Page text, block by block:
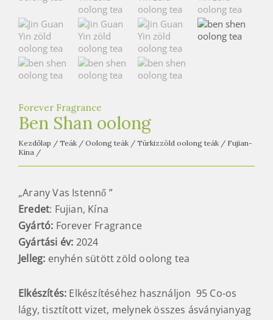
t
e
a
h
z
Forever Fragrance
Ben Shan oolong
Kezdőlap / Teák / Oolong teák / Türkizzöld oolong teák / Fujian-
Kína /
„Arany Vas Istennő ”
Eredet: Fujian, Kína
Gyártó: Forever Fragrance
Gyártási év: 2024
Jelleg: enyhén sütött zöld oolong tea
Elkészítés: Elkészítéséhez használjon 95 Co-os
lágy, tisztított vizet, melynek összes ásványianyag